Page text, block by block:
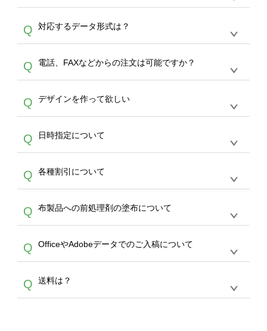
A
生産にて承っております。デザインツールから
デザインの作成から決済まで完了できます。
30枚以上やシルク印刷など、大口注文の場合
は、サポートが担当するエコバッグコンシェル
やタンブラーコンシェルをご利用ください。製
作する数量が多ければ多いほど、オンデマンド
サービスよりも低価格で製作することが可能で
す。
Q 対応するデータ形式は？
A
ドできるデータ形式は、JPG / PNG / AI / PSD /
PDF 形式になります。データの最大サイズ
写真などもアップロード可能です。使用できな
い画像はエラーになります。（※ Illustratorか
らの直接入稿には対応していません。AIで保存
し、デザインツールからアップロードして下さ
い）
Q 電話、FAXなどからの注文は可能ですか？
A
文のみ受け付けております。30個以上のご製
作をお考えの方は、サポートが担当するエコバ
スをご利用頂ければ、電話やFAX、メールなど
でご注文が可能です。
Q デザインを作って欲しい
A
を作って欲しい。などの場合は、製作数量が
30個以上であれば、サポート担当が、デザイ
バッグコンシェル
サー
ビスをご利用ください。(※ 30個以下の場合
は、デザインツールをご利用ください)
Q 日時指定について
A
ん。発送後18時以降に配送業者・伝票番号を
メールでお知らせいたしますので、直接配送業
者にご連絡いただき調整をお願い致します。
Q 各種割引について
A
カート内で自動的に割引(最大50%)が適用され
ます。 【付与ポイント】購入金額の1％が1ポ
イントとして付与され、次回ご注文時に1ポイ
ント＝1円としてお使いいただけます。ポイン
トは発送完了の翌日に付与され、次回ご注文時
からご利用頂けます。ポイントの有効期限は一
年間です。【会員ランク】過去10カ月のご注
文回数により会員ランク割引(最大5%)が適用
Q 布製品への前処理剤の塗布について
A
意点（前処理剤）】カラー生地（Tシャツのホ
ワイト、トートバッグのナチュラル、ホワイト
といって、プリントを定着させるための処理剤
を塗布しており、短納期・低価格で商品をお届
Q OfficeやAdobeデータでのご入稿について
A
ません。いずれのデータも該当デザインのみ画
像(JPEG,PNG,GIF,PDF)に変換、またはAdobe
Q 送料は？